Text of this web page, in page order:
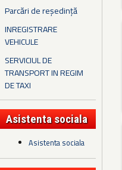
Parcări de reședință
INREGISTRARE
VEHICULE
SERVICIUL DE
TRANSPORT IN REGIM
DE TAXI
Asistenta sociala
Asistenta sociala